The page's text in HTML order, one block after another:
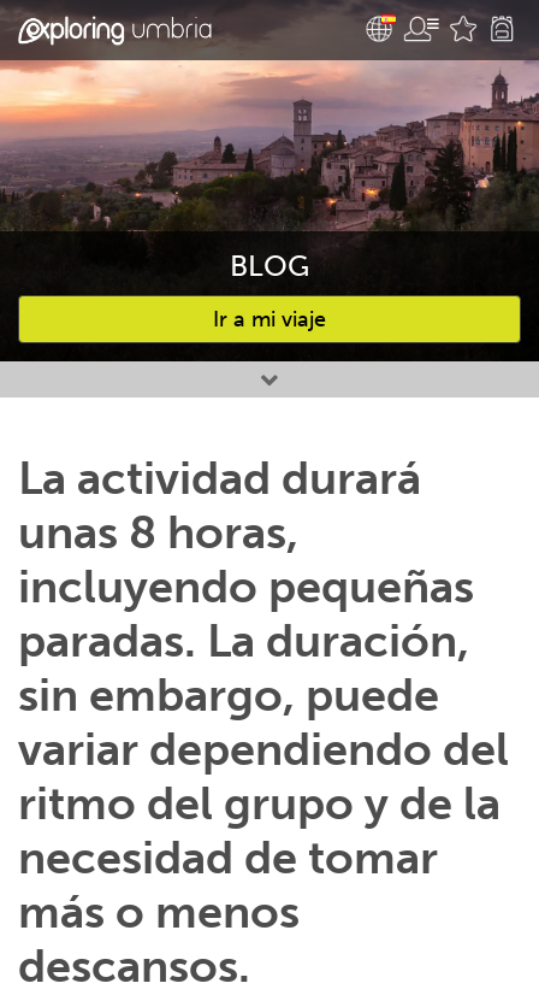
BLOG
Ir a mi viaje
Favourites
La actividad durará
unas 8 horas,
incluyendo pequeñas
paradas. La duración,
sin embargo, puede
variar dependiendo del
ritmo del grupo y de la
necesidad de tomar
más o menos
descansos.